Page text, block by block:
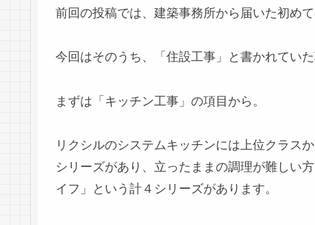
前回の投稿では、建築事務所から届いた初め
今回はそのうち、「住設工事」と書かれてい
まずは「キッチン工事」の項目から。
リクシルのシステムキッチンには上位クラス
シリーズがあり、立ったままの調理が難しい
イフ」という計４シリーズがあります。